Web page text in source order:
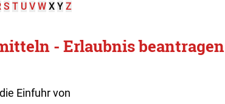
S T U V W X Y Z
- Erlaubnis beantragen
Einfuhr von